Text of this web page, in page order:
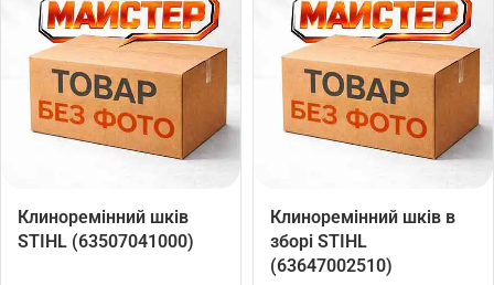
Клиноремінний шків
STIHL (63507041000)
Клиноремінний шків в
зборі STIHL
(63647002510)